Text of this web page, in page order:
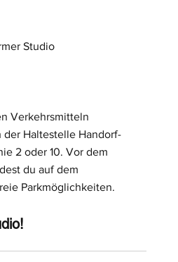
Studio
Verkehrsmitteln
der Haltestelle Handorf-
2 oder 10. Vor dem
du auf dem
Parkmöglichkeiten.